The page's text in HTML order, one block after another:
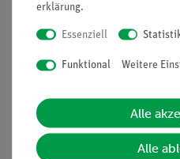
Informationen
Projekte und Lösungen
erklärung.
Essenziell
Funktional Weitere
Alle
Alle